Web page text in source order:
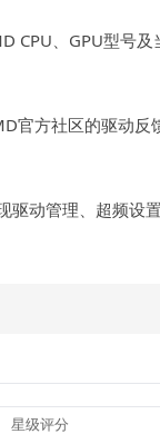
CPU、GPU型号及
官方社区的驱动反
驱动管理、超频设
星级评分